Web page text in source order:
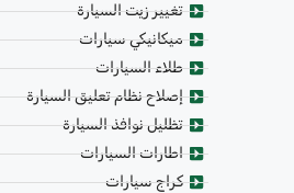
تغيير زيت السيارة
ميكانيكي سيارات
طلاء السيارات
إصلاح نظام تعليق السيارة
تظليل نوافذ السيارة
اطارات السيارات
كراج سيارات